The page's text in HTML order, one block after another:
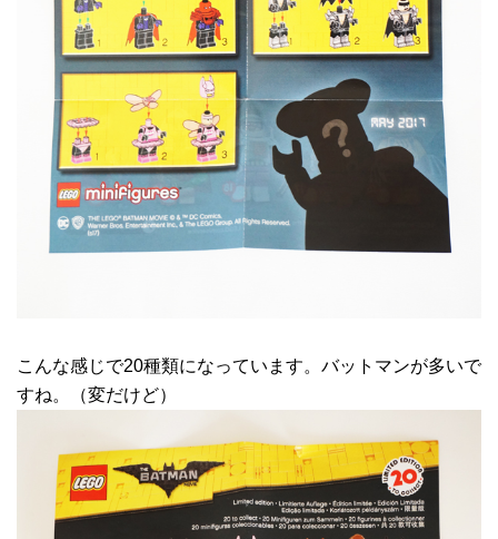
こんな感じで20種類になっています。バットマンが多いで
すね。（変だけど）